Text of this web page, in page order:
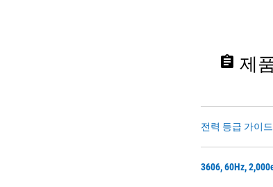
assignment 제
전력 등급 가이드
3606, 60Hz,